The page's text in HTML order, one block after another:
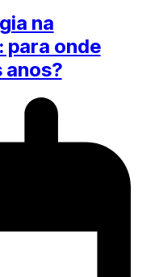
na
para onde
anos?